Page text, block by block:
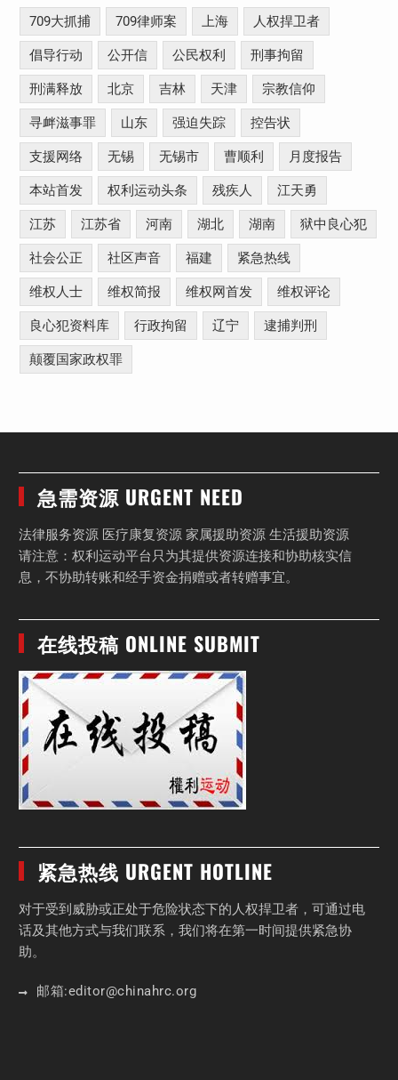
709大抓捕 709律师案 上海 人权捍卫者
倡导行动 公开信 公民权利 刑事拘留
刑满释放 北京 吉林 天津 宗教信仰
寻衅滋事罪 山东 强迫失踪 控告状
支援网络 无锡 无锡市 曹顺利 月度报告
本站首发 权利运动头条 残疾人 江天勇
江苏 江苏省 河南 湖北 湖南 狱中良心犯
社会公正 社区声音 福建 紧急热线
维权人士 维权简报 维权网首发 维权评论
良心犯资料库 行政拘留 辽宁 逮捕判刑
颠覆国家政权罪
急需资源 URGENT NEED
法律服务资源 医疗康复资源 家属援助资源 生活援助资源
请注意：权利运动平台只为其提供资源连接和协助核实信
息，不协助转账和经手资金捐赠或者转赠事宜。
在线投稿 ONLINE SUBMIT
紧急热线 URGENT HOTLINE
对于受到威胁或正处于危险状态下的人权捍卫者，可通过电
话及其他方式与我们联系，我们将在第一时间提供紧急协
助。
邮箱:editor@chinahrc.org